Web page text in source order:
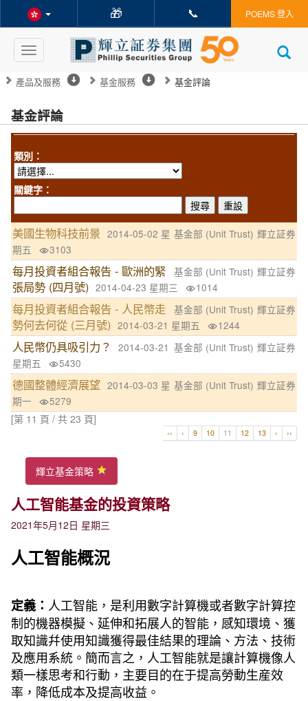
🎁 📞 POEMS 登入
Toggle
navigation
產品及服務 基金服務 基金評論
基金評論
類別：
關鍵字：
基金部 (Unit Trust) 輝立証券
美國生物科技前景 2014-05-02 星
期五
3103
基金部 (Unit Trust) 輝立証券
每月投資者組合報告 - 歐洲的緊
張局勢 (四月號) 2014-04-23 星期三
1014
基金部 (Unit Trust) 輝立証券
每月投資者組合報告 - 人民幣走
勢何去何從 (三月號) 2014-03-21 星期五
1244
基金部 (Unit Trust) 輝立証券
人民幣仍具吸引力？ 2014-03-21
星期五
5430
基金部 (Unit Trust) 輝立証券
德國整體經濟展望 2014-03-03 星
期一
5279
‹‹ ‹ 9 10 11 12 13 › ››
[第 11 頁 / 共 23 頁]
輝立基金策略
人工智能基金的投資策略
2021年5月12日 星期三
人工智能概況
定義： 人工智能，是利用數字計算機或者數字計算控
制的機器模擬、延伸和拓展人的智能，感知環境、獲
取知識幷使用知識獲得最佳結果的理論、方法、技術
及應用系統。簡而言之，人工智能就是讓計算機像人
類一樣思考和行動，主要目的在于提高勞動生産效
率，降低成本及提高收益。